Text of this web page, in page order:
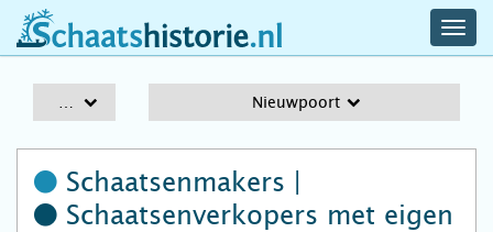
schaatshistorie.nl
Nieuwpoort
Schaatsenmakers |
Schaatsenverkopers met eigen